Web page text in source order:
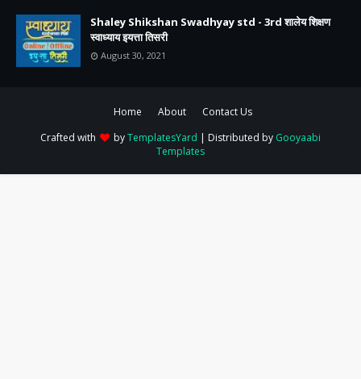
Shaley Shikshan Swadhyay std - 3rd शालेय शिक्षण
स्वाध्याय इयत्ता तिसरी
August 30, 2021
Home About
Contact Us
Crafted with
byTemplatesYard | Distributed by Gooyaabi
Templates